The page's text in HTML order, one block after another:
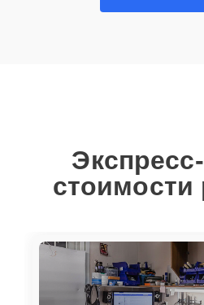
стоимости